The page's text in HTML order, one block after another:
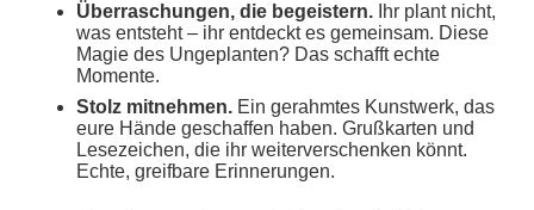
Überraschungen, die begeistern. Ihr plant nicht,
was entsteht – ihr entdeckt es gemeinsam. Diese
Magie des Ungeplanten? Das schafft echte
Momente.
Stolz mitnehmen. Ein gerahmtes Kunstwerk, das
eure Hände geschaffen haben. Grußkarten und
Lesezeichen, die ihr weiterverschenken könnt.
Echte, greifbare Erinnerungen.